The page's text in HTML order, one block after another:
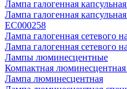
Лампа галогенная
Лампа галогенная
EC000258
Лампа галогенная сетевого
Лампа галогенная сетевого
Лампы люминесцентные
Компактная
Лампа люминесцентная